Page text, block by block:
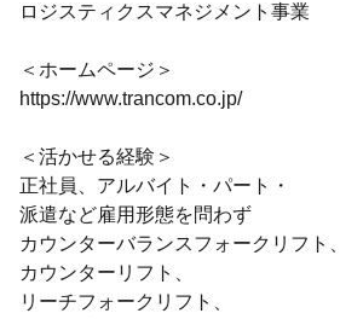
ロジスティクスマネジメント事業
＜ホームページ＞
https://www.trancom.co.jp/
＜活かせる経験＞
正社員、アルバイト・パート・
派遣など雇用形態を問わず
カウンターバランスフォークリフト、
カウンターリフト、
リーチフォークリフト、